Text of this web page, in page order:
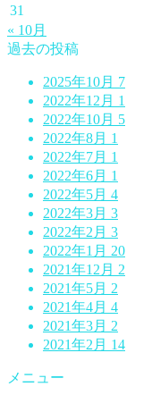
31
« 10月
過去の投稿
2025年10月 7
2022年12月 1
2022年10月 5
2022年8月 1
2022年7月 1
2022年6月 1
2022年5月 4
2022年3月 3
2022年2月 3
2022年1月 20
2021年12月 2
2021年5月 2
2021年4月 4
2021年3月 2
2021年2月 14
メニュー